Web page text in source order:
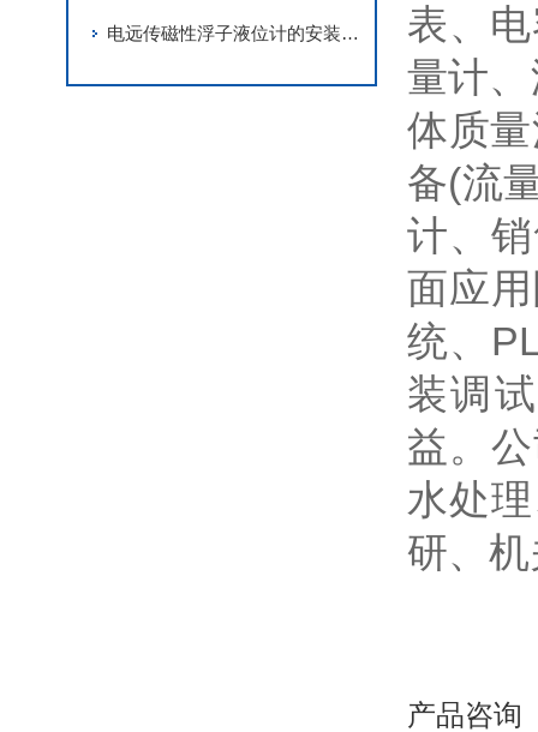
电远传磁性浮子液位计的安装注意事项
表、
量计
体质
备(流
计、
面应
统、
装调
益。
水处
研、
产品咨询